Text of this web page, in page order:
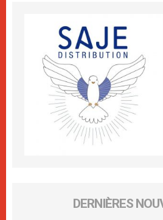
DERNIÈRES